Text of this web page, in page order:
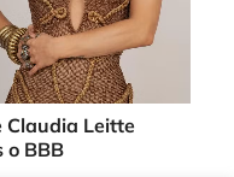
Claudia Leitte
o BBB